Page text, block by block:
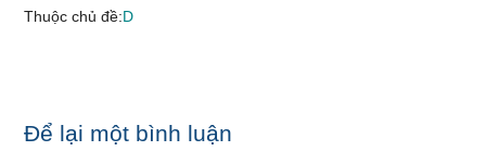
Thuộc chủ đề:D
Reader
Để lại một bình luận